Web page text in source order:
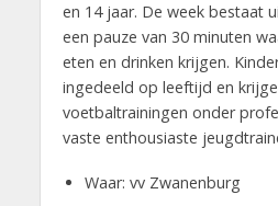
en 14 jaar. De week bestaat
een pauze van 30 minuten
eten en drinken krijgen.
ingedeeld op leeftijd en
voetbaltrainingen onder
vaste enthousiaste
Waar: vv Zwanenburg